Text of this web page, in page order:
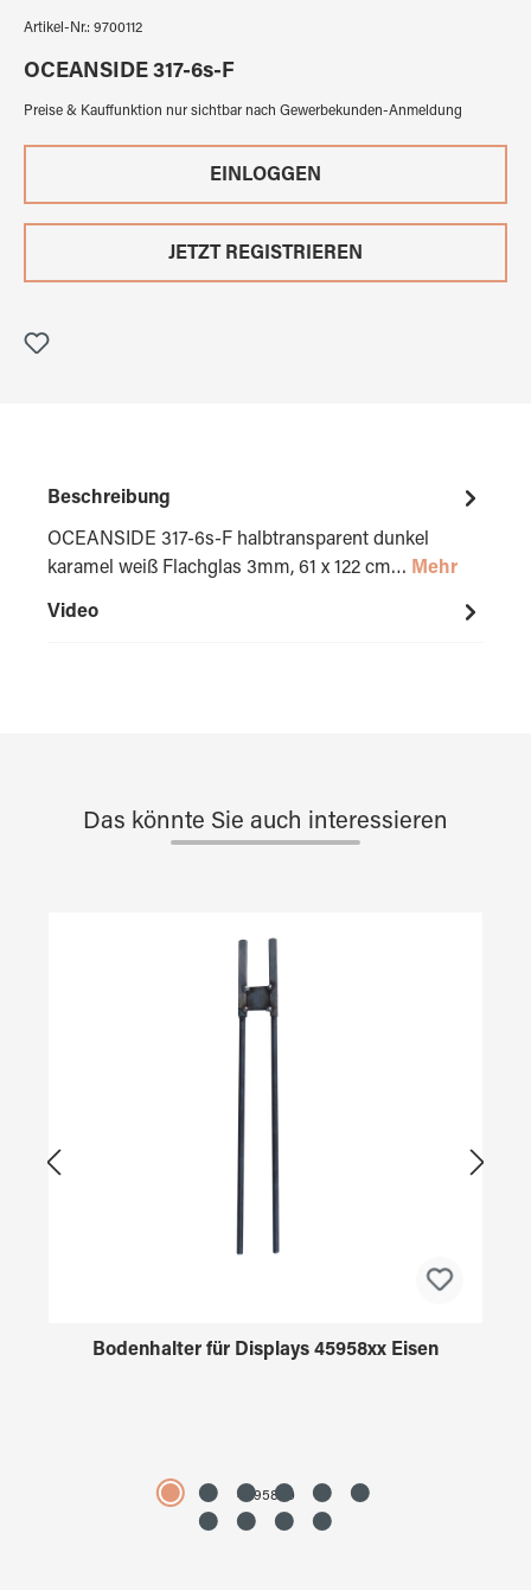
Artikel-Nr.: 9700112
OCEANSIDE 317-6s-F
Preise & Kauffunktion nur sichtbar nach Gewerbekunden-Anmeldung
EINLOGGEN
JETZT REGISTRIEREN
Beschreibung
OCEANSIDE 317-6s-F halbtransparent dunkel
karamel weiß Flachglas 3mm, 61 x 122 cm… Mehr
Video
Das könnte Sie auch interessieren
Bodenhalter für Displays 45958xx Eisen
4595890